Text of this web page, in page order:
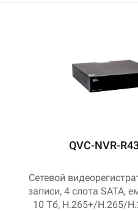
QVC-NVR-
Сетевой
записи, 4 слота SATA,
10 Тб, H.265+/H.265/